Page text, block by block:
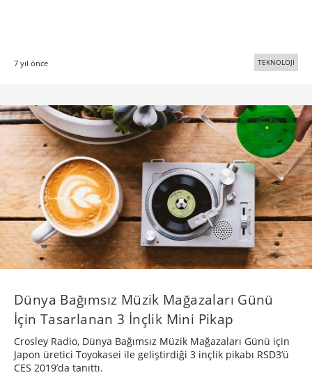
7 yıl önce TEKNOLOJİ
Dünya Bağımsız Müzik Mağazaları Günü
İçin Tasarlanan 3 İnçlik Mini Pikap
Crosley Radio, Dünya Bağımsız Müzik Mağazaları Günü için
Japon üretici Toyokasei ile geliştirdiği 3 inçlik pikabı RSD3’ü
CES 2019’da tanıttı.